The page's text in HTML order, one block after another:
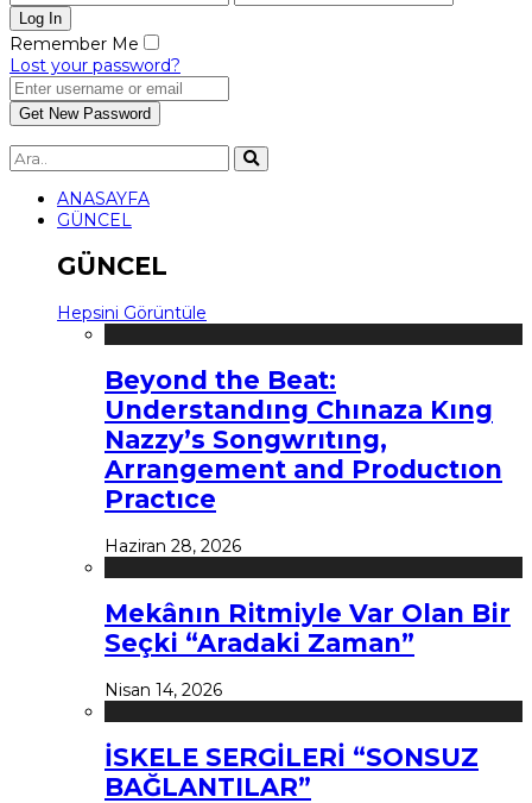
Remember Me
Lost your password?
ANASAYFA
GÜNCEL
GÜNCEL
Hepsini Görüntüle
Beyond the Beat:
Understandıng Chınaza Kıng
Nazzy’s Songwrıtıng,
Arrangement and Productıon
Practıce
Haziran 28, 2026
Mekânın Ritmiyle Var Olan Bir
Seçki “Aradaki Zaman”
Nisan 14, 2026
İSKELE SERGİLERİ “SONSUZ
BAĞLANTILAR”